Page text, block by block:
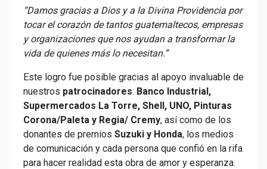
“Damos gracias a Dios y a la Divina Providencia por
tocar el corazón de tantos guatemaltecos, empresas
y organizaciones que nos ayudan a transformar la
vida de quienes más lo necesitan.”
Este logro fue posible gracias al apoyo invaluable de
nuestros patrocinadores: Banco Industrial,
Supermercados La Torre, Shell, UNO, Pinturas
Corona/Paleta y Regia/ Cremy, así como de los
donantes de premios Suzuki y Honda, los medios
de comunicación y cada persona que confió en la rifa
para hacer realidad esta obra de amor y esperanza.